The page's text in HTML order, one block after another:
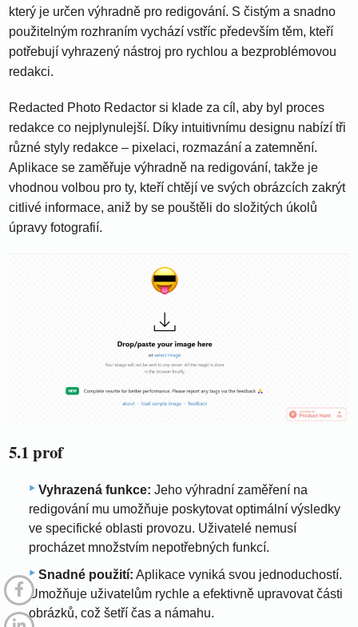
který je určen výhradně pro redigování. S čistým a snadno
použitelným rozhraním vychází vstříc především těm, kteří
potřebují vyhrazený nástroj pro rychlou a bezproblémovou
redakci.
Redacted Photo Redactor si klade za cíl, aby byl proces
redakce co nejplynulejší. Díky intuitivnímu designu nabízí tři
různé styly redakce – pixelaci, rozmazání a zatemnění.
Aplikace se zaměřuje výhradně na redigování, takže je
vhodnou volbou pro ty, kteří chtějí ve svých obrázcích zakrýt
citlivé informace, aniž by se pouštěli do složitých úkolů
úpravy fotografií.
5.1 prof
Vyhrazená funkce: Jeho výhradní zaměření na
redigování mu umožňuje poskytovat optimální výsledky
ve specifické oblasti provozu. Uživatelé nemusí
procházet množstvím nepotřebných funkcí.
Snadné použití: Aplikace vyniká svou jednoduchostí.
Umožňuje uživatelům rychle a efektivně upravovat části
obrázků, což šetří čas a námahu.